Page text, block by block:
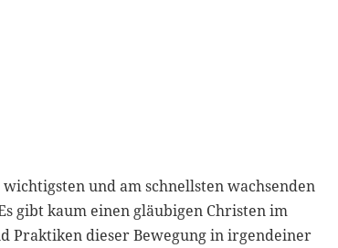
und am schnellsten wachsenden
gibt kaum einen gläubigen Christen im
Praktiken dieser Bewegung in irgendeiner